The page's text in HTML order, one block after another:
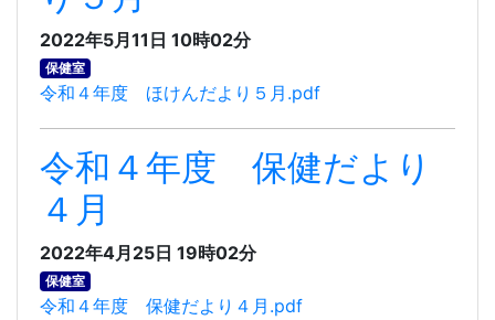
2022年5月11日 10時02分
保健室
令和４年度 ほけんだより５月.pdf
令和４年度 保健だより
４月
2022年4月25日 19時02分
保健室
令和４年度 保健だより４月.pdf